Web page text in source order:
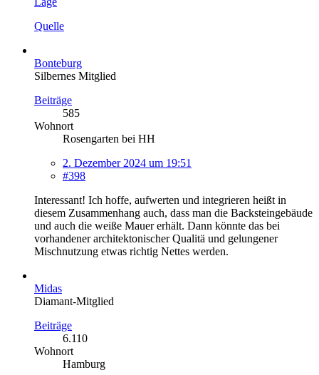
Quelle
Bonteburg
Silbernes Mitglied
Beiträge
585
Wohnort
Rosengarten bei HH
2. Dezember 2024 um 19:51
#398
Interessant! Ich hoffe, aufwerten und integrieren heißt in
diesem Zusammenhang auch, dass man die Backsteingebäude
und auch die weiße Mauer erhält. Dann könnte das bei
vorhandener architektonischer Qualitä und gelungener
Mischnutzung etwas richtig Nettes werden.
Midas
Diamant-Mitglied
Beiträge
6.110
Wohnort
Hamburg